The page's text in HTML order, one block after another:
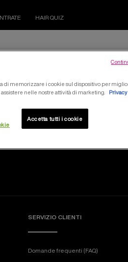
HAIR QUIZ
IDOL
SERVIZIO CLIENTI
Domande frequenti (FAQ)
di memorizzare i cookie sul dispositivo per
nelle nostre attività di marketing.
Accetta tutti i cookie